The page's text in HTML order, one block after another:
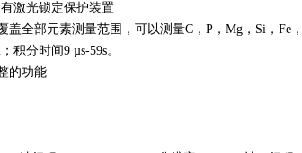
激光锁定保护装置
盖全部元素测量范围，可以测量C，P，Mg，Si，Fe
积分时间9 µs-59s。
的功能